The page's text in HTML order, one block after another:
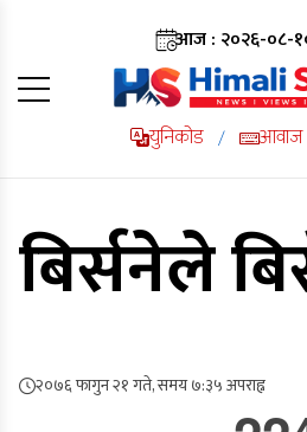
आज : २०२६-०८-
युनिकोड / आवाज
बिर्सनेले
२०७६ फागुन २१ गते, समय ७:३५ अपराह्न